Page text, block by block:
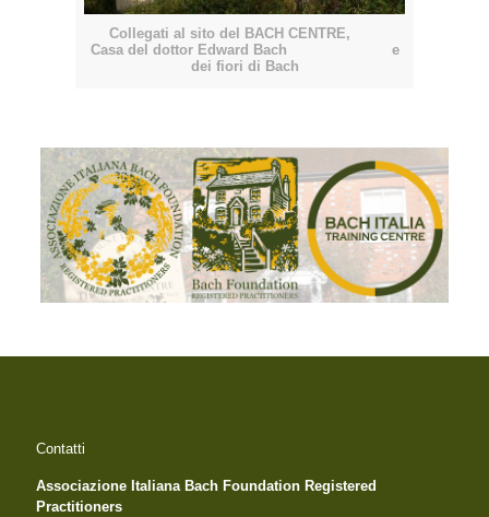
Collegati al sito del BACH CENTRE,
Casa del dottor Edward Bach e
dei fiori di Bach
Contatti
Associazione Italiana Bach Foundation Registered
Practitioners